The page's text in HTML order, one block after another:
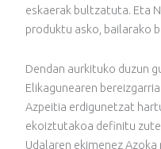
eskaerak bultzatuta. Eta
produktu asko, bailarako
Dendan aurkituko duzun
Elikagunearen
Azpeitia erdigunetzat
ekoiztutakoa definitu
Udalaren ekimenez